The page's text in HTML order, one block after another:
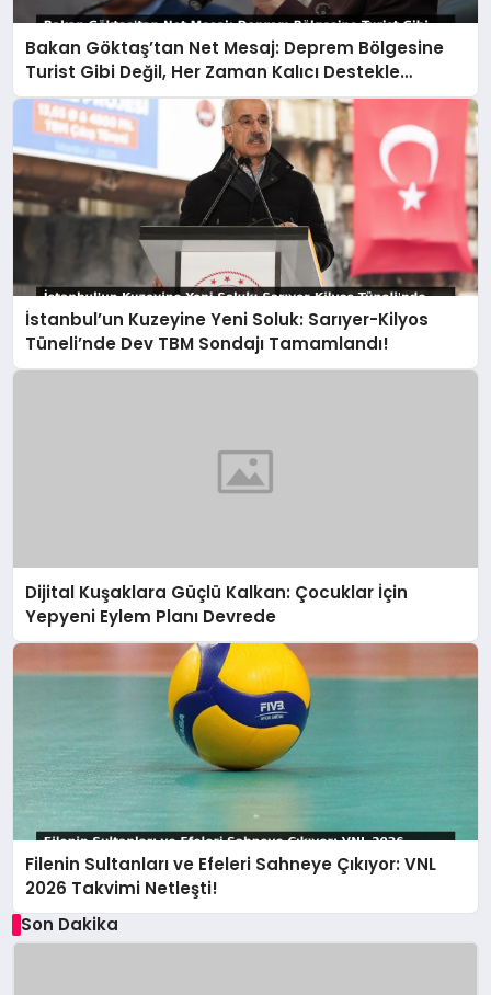
Bakan Göktaş’tan Net Mesaj: Deprem Bölgesine
Turist Gibi Değil, Her Zaman Kalıcı Destekle
Gidiyoruz!
İstanbul’un Kuzeyine Yeni Soluk: Sarıyer-Kilyos
Tüneli’nde Dev TBM Sondajı Tamamlandı!
Dijital Kuşaklara Güçlü Kalkan: Çocuklar İçin
Yepyeni Eylem Planı Devrede
Filenin Sultanları ve Efeleri Sahneye Çıkıyor: VNL
2026 Takvimi Netleşti!
Son Dakika